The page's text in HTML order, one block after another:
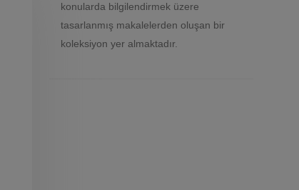
konularda bilgilendirmek üzere
tasarlanmış makalelerden oluşan bir
koleksiyon yer almaktadır.